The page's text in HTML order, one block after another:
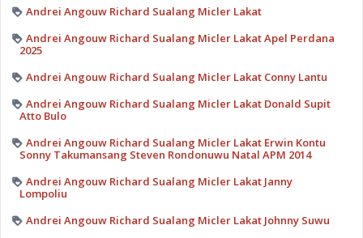
Andrei Angouw Richard Sualang Micler Lakat
Andrei Angouw Richard Sualang Micler Lakat Apel Perdana
2025
Andrei Angouw Richard Sualang Micler Lakat Conny Lantu
Andrei Angouw Richard Sualang Micler Lakat Donald Supit
Atto Bulo
Andrei Angouw Richard Sualang Micler Lakat Erwin Kontu
Sonny Takumansang Steven Rondonuwu Natal APM 2014
Andrei Angouw Richard Sualang Micler Lakat Janny
Lompoliu
Andrei Angouw Richard Sualang Micler Lakat Johnny Suwu